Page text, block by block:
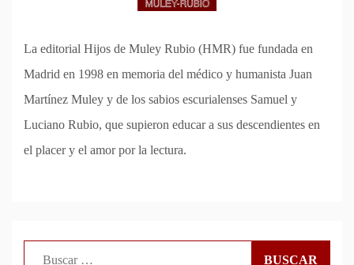
La editorial Hijos de Muley Rubio (HMR) fue fundada en
Madrid en 1998 en memoria del médico y humanista Juan
Martínez Muley y de los sabios escurialenses Samuel y
Luciano Rubio, que supieron educar a sus descendientes en
el placer y el amor por la lectura.